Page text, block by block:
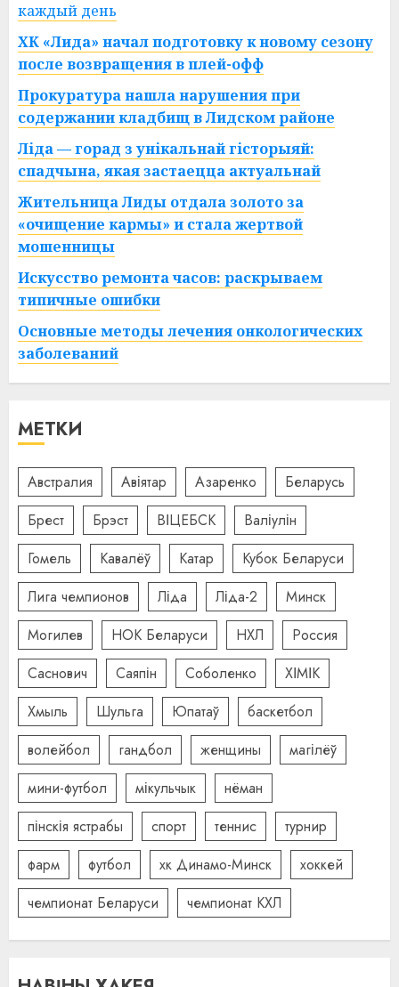
каждый день
ХК «Лида» начал подготовку к новому сезону
после возвращения в плей-офф
Прокуратура нашла нарушения при
содержании кладбищ в Лидском районе
Ліда — горад з унікальнай гісторыяй:
спадчына, якая застаецца актуальнай
Жительница Лиды отдала золото за
«очищение кармы» и стала жертвой
мошенницы
Искусство ремонта часов: раскрываем
типичные ошибки
Основные методы лечения онкологических
заболеваний
МЕТКИ
Австралия Авіятар Азаренко
Беларусь
Брест
Брэст ВІЦЕБСК
Валіулін
Гомель
Кавалёў Катар
Кубок Беларуси
Лига чемпионов
Ліда Ліда-2
Минск
Могилев
НОК Беларуси НХЛ
Россия
Саснович
Саяпін Соболенко
ХІМІК
Хмыль
Шульга Юпатаў
баскетбол
волейбол
гандбол женщины
магілёў
мини-футбол
мікульчык
нёман
пінскія ястрабы
спорт теннис
турнир
фарм
футбол хк Динамо-Минск
хоккей
чемпионат Беларуси
чемпионат КХЛ